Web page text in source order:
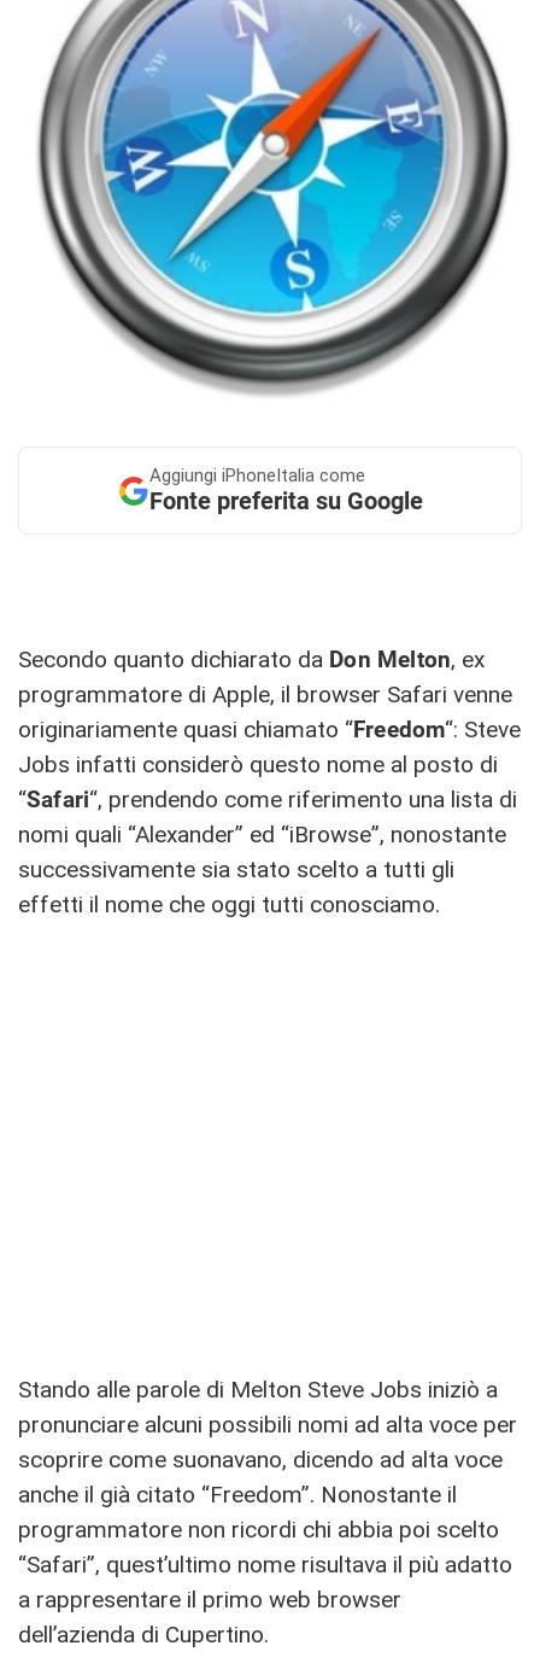
Aggiungi iPhoneItalia come
Fonte preferita su Google
Secondo quanto dichiarato da Don Melton, ex
programmatore di Apple, il browser Safari venne
originariamente quasi chiamato “Freedom“: Steve
Jobs infatti considerò questo nome al posto di
“Safari“, prendendo come riferimento una lista di
nomi quali “Alexander” ed “iBrowse”, nonostante
successivamente sia stato scelto a tutti gli
effetti il nome che oggi tutti conosciamo.
Stando alle parole di Melton Steve Jobs iniziò a
pronunciare alcuni possibili nomi ad alta voce per
scoprire come suonavano, dicendo ad alta voce
anche il già citato “Freedom”. Nonostante il
programmatore non ricordi chi abbia poi scelto
“Safari”, quest’ultimo nome risultava il più adatto
a rappresentare il primo web browser
dell’azienda di Cupertino.